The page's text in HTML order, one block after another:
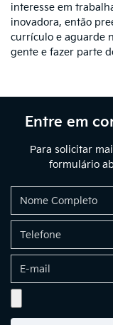
interesse em
inovadora, então
currículo e aguarde
gente e fazer parte
Entre em
Para solicitar
formulário